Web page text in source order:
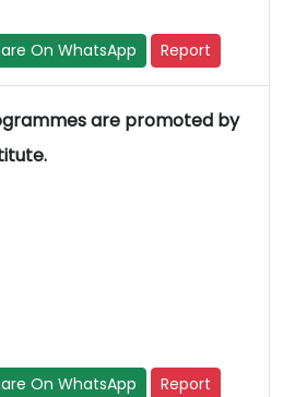
On WhatsApp Report
are promoted by
On WhatsApp Report